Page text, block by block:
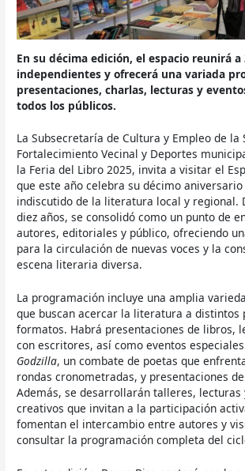
En su décima edición, el espacio reunirá
independientes y ofrecerá una variada
presentaciones, charlas, lecturas y
todos los públicos.
La Subsecretaría de Cultura y Empleo de la
Fortalecimiento Vecinal y Deportes
la Feria del Libro 2025, invita a visitar el
que este año celebra su décimo
indiscutido de la literatura local y regional.
diez años, se consolidó como un punto de
autores, editoriales y público, ofreciendo
para la circulación de nuevas voces y la
escena literaria diversa.
La programación incluye una amplia
que buscan acercar la literatura a distintos
formatos. Habrá presentaciones de libros,
con escritores, así como eventos
Godzilla, un combate de poetas que
rondas cronometradas, y presentaciones
Además, se desarrollarán talleres, lecturas
creativos que invitan a la participación
fomentan el intercambio entre autores y
consultar la programación completa del